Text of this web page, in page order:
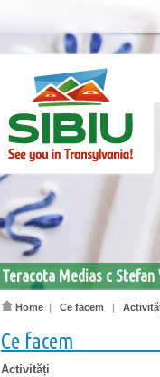
Teracota Medias c
Home | Ce facem |
Ce facem
Activități